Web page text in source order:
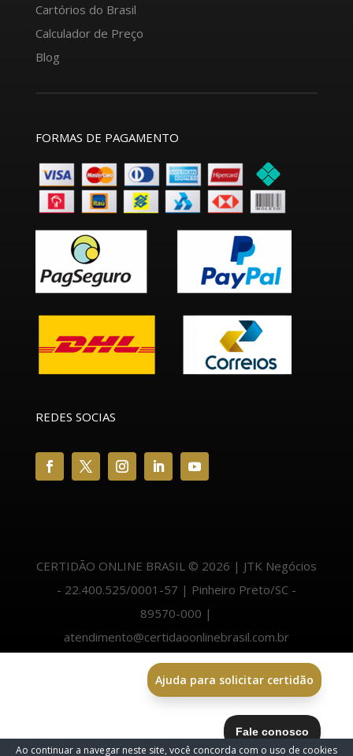
Cartórios do Brasil
Calculador de Preço
Blog
FORMAS DE PAGAMENTO
REDES SOCIAS
CERTIDÃO ONLINE BRASIL © 2026 | JTK Negócios
- 22.400.525/0001-57 | Pinheiro Preto/SC -
89570-000 |
atendimento@certidaoonlinebrasil.com.br
Ajuda para solicitar certidão
Ao continuar a navegar neste site, você concorda com o uso de cookies